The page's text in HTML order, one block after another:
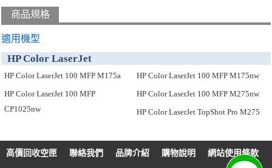
商品規格
適用機型
HP Color LaserJet
HP Color LaserJet 100 MFP M175a
HP Color LaserJet 100 MFP M175nw
HP Color LaserJet 100 MFP
CP1025nw
HP Color LaserJet 100 MFP M275nw
HP Color LaserJet TopShot Pro M275
高價回收空匣 聯絡我們 品牌介紹 購物說明 網站使用條款